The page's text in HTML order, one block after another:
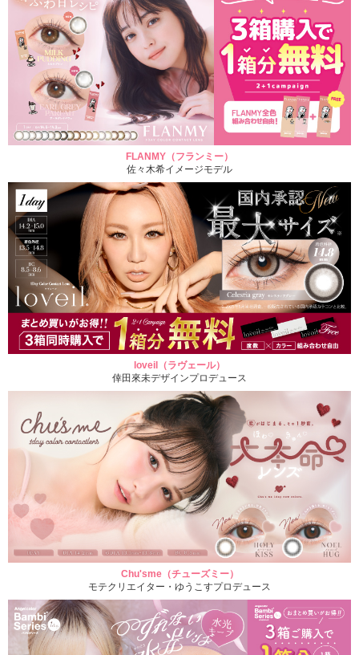
FLANMY（フランミー）
佐々木希イメージモデル
loveil（ラヴェール）
倖田來未デザインプロデュース
Chu'sme（チューズミー）
モテクリエイター・ゆうこすプロデュース